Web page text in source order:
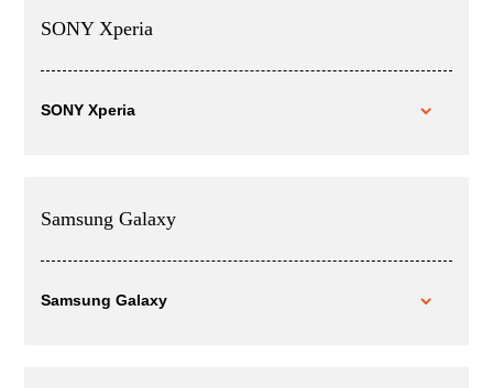
SONY Xperia
SONY Xperia
Samsung Galaxy
Samsung Galaxy